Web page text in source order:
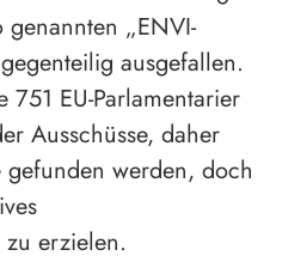
genannten „ENVI-
ausgefallen.
EU-Parlamentarier
Ausschüsse, daher
gefunden werden, doch
erzielen.